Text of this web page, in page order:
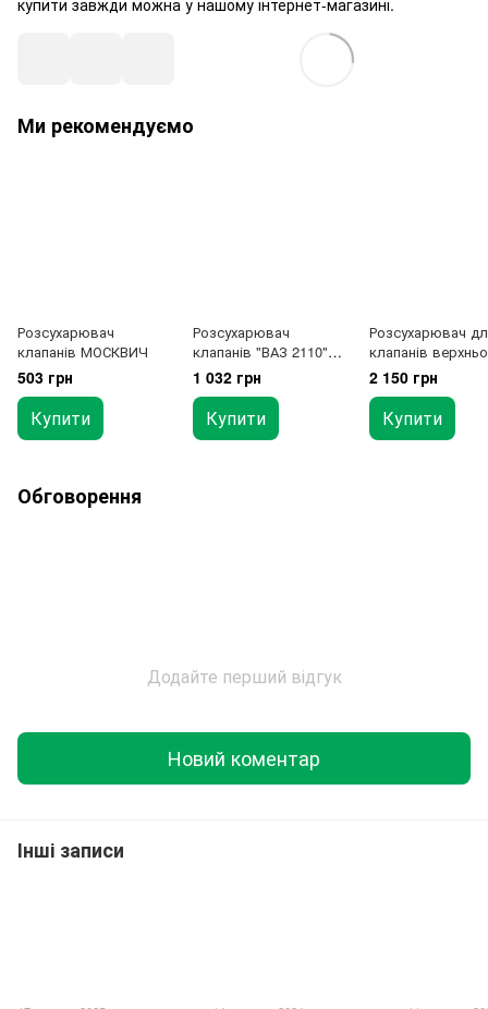
купити завжди можна у нашому інтернет-магазині.
Ми рекомендуємо
Розсухарювач
клапанів МОСКВИЧ
503 грн
Купити
Розсухарювач
клапанів "ВАЗ 2110"
(16V)
1 032 грн
Купити
Розсухарювач
клапанів
розташування
JDAN0330
2 150 грн
Купити
Обговорення
Додайте перший відгук
Новий коментар
Інші записи